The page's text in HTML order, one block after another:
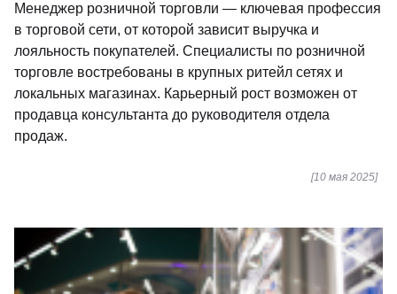
Менеджер розничной торговли — ключевая профессия
в торговой сети, от которой зависит выручка и
лояльность покупателей. Специалисты по розничной
торговле востребованы в крупных ритейл сетях и
локальных магазинах. Карьерный рост возможен от
продавца консультанта до руководителя отдела
продаж.
[10 мая 2025]